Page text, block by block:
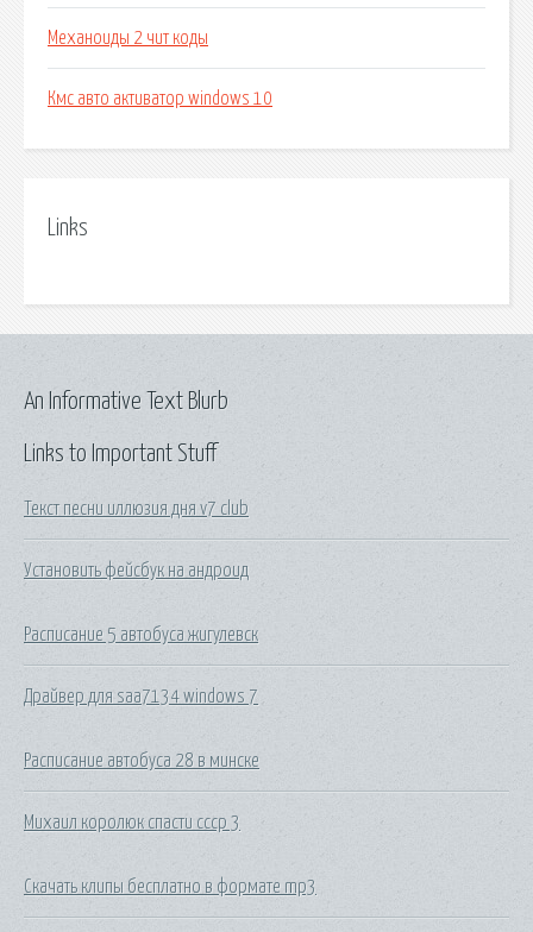
Механоиды 2 чит коды
Кмс авто активатор windows 10
Links
Links to Important Stuff
Текст песни иллюзия дня v7 club
Установить фейсбук на андроид
Расписание 5 автобуса жигулевск
Драйвер для saa7134 windows 7
Расписание автобуса 28 в минске
Михаил королюк спасти ссср 3
Скачать клипы бесплатно в формате mp3
An Informative Text Blurb